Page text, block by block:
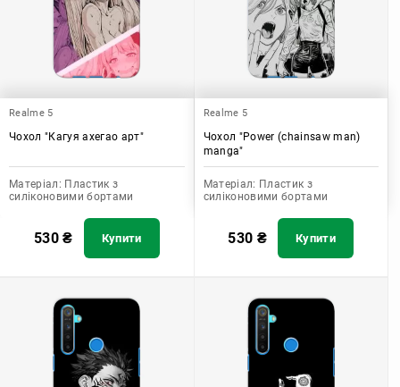
Realme 5
Чохол "Кагуя ахегао арт"
Матеріал: Пластик з
силіконовими бортами
530₴ Купити
Realme 5
Чохол "Power (chainsaw man)
manga"
Матеріал: Пластик з
силіконовими бортами
530 ₴ Купити